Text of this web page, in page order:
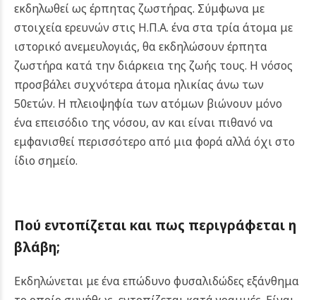
εκδηλωθεί ως έρπητας ζωστήρας. Σύμφωνα με
στοιχεία ερευνών στις Η.Π.Α. ένα στα τρία άτομα με
ιστορικό ανεμευλογιάς, θα εκδηλώσουν έρπητα
ζωστήρα κατά την διάρκεια της ζωής τους. Η νόσος
προσβάλει συχνότερα άτομα ηλικίας άνω των
50ετών. Η πλειοψηφία των ατόμων βιώνουν μόνο
ένα επεισόδιο της νόσου, αν και είναι πιθανό να
εμφανισθεί περισσότερο από μια φορά αλλά όχι στο
ίδιο σημείο.
Πού εντοπίζεται και πως περιγράφεται η
βλάβη;
Εκδηλώνεται με ένα επώδυνο φυσαλιδώδες εξάνθημα